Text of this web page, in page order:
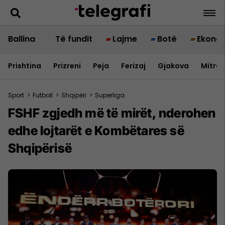
Ballina Të fundit Lajme Botë
Prishtina Prizreni Peja Ferizaj Gjakova
Sport > Futboll > Shqipëri > Superliga
FSHF zgjedh më të mirët, nderohen
edhe lojtarët e Kombëtares së
Shqipërisë